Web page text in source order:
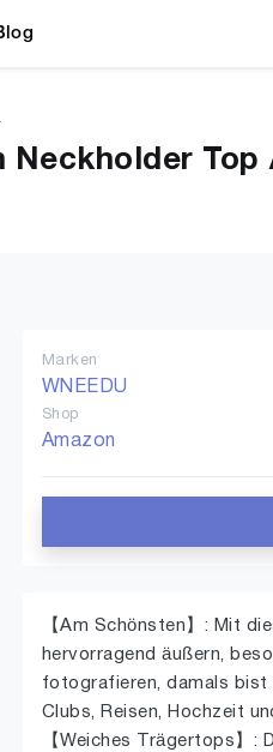
Neckholder
Marken
WNEEDU
Shop
Amazon
【Am Schönsten】: Mit
hervorragend äußern,
fotografieren, damals bist
Clubs, Reisen, Hochzeit
【Weiches Trägertops】: